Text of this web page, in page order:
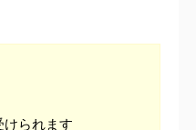
られます